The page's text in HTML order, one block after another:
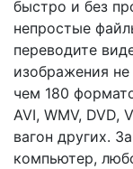
быстро и без
непростые
переводите
изображения
чем 180
AVI, WMV, DVD,
вагон других.
компьютер,